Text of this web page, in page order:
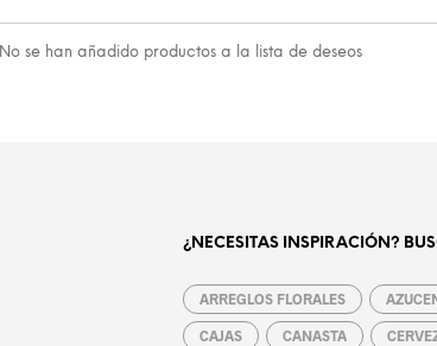
No se han añadido productos a la lista de deseos
¿NECESITAS INSPIRACIÓN?
ARREGLOS FLORALES
CAJAS CANASTA